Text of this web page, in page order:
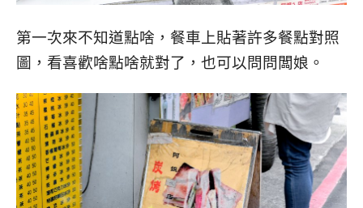
第一次來不知道點啥，餐車上貼著許多餐點對照
圖，看喜歡啥點啥就對了，也可以問問闆娘。